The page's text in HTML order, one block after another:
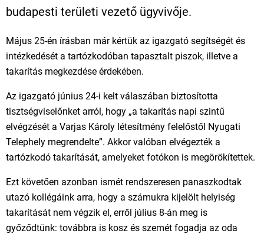
budapesti területi vezető ügyvivője.
Május 25-én írásban már kértük az igazgató segítségét és
intézkedését a tartózkodóban tapasztalt piszok, illetve a
takarítás megkezdése érdekében.
Az igazgató június 24-i kelt válaszában biztosította
tisztségviselőnket arról, hogy „a takarítás napi szintű
elvégzését a Varjas Károly létesítmény felelőstől Nyugati
Telephely megrendelte”. Akkor valóban elvégezték a
tartózkodó takarítását, amelyeket fotókon is megörökítettek.
Ezt követően azonban ismét rendszeresen panaszkodtak
utazó kollégáink arra, hogy a számukra kijelölt helyiség
takarítását nem végzik el, erről július 8-án meg is
győződtünk: továbbra is kosz és szemét fogadja az oda